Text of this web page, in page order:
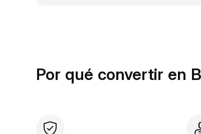
Por qué convertir en